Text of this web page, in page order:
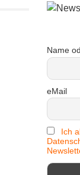
Name
eMail
Ich